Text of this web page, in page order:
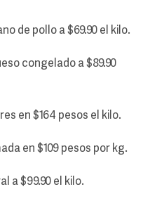
de pollo a $69.90 el kilo.
congelado a $89.90
en $164 pesos el kilo.
en $109 pesos por kg.
a $99.90 el kilo.